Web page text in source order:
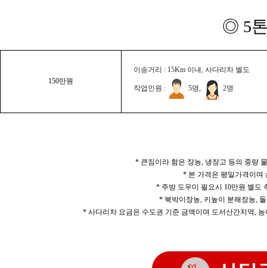
◎ 5
150만원
이송거리 : 15Km 이내, 사다리차 별도
작업인원 : 5명, 2명
* 큰짐이라 함은 장농, 냉장고 등의 중량
* 본 가격은 평일가격이며
* 주방 도우미 필요시 10만원 별도
* 북박이장농, 키높이 분해장농,
* 사다리차 요금은 수도권 기준 금액이며 도서산간지역,